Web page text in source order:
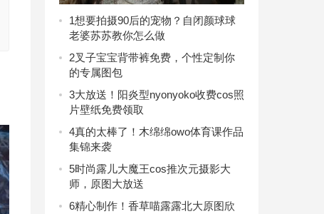
了，快来围观吧
1想要拍摄90后的宠物？自闭颜球球
老婆苏苏教你怎么做
2叉子宝宝背带裤免费，个性定制你
的专属图包
3大放送！阳炎型nyonyoko收费cos照
片壁纸免费领取
4真的太棒了！木绵绵owo体育课作品
集锦来袭
5时尚露儿大魔王cos推次元摄影大
师，原图大放送
6精心制作！香草喵露露北大原图欣